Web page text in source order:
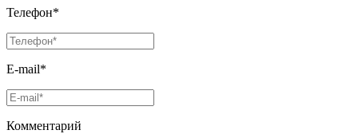
Телефон*
E-mail*
Комментарий